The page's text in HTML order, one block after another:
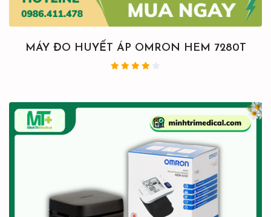
MÁY ĐO HUYẾT ÁP OMRON HEM 7280T